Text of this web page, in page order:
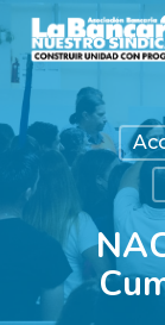
to
main
content